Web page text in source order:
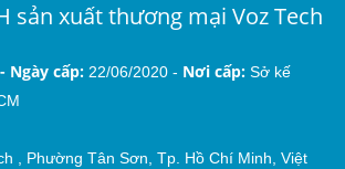
sản xuất thương mại Voz Tech
- Ngày cấp: 22/06/2020 - Nơi cấp: Sở kế
, Phường Tân Sơn, Tp. Hồ Chí Minh, Việt